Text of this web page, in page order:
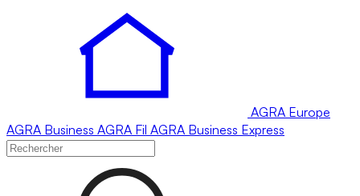
AGRA Europe
AGRA Business AGRA Fil AGRA Business Express